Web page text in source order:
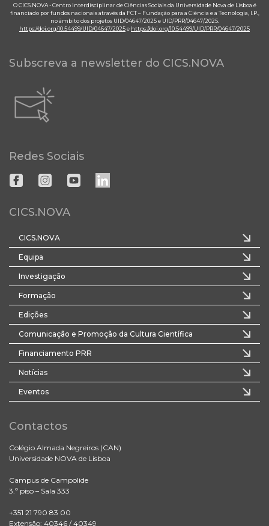
O CICS.NOVA - Centro Interdisciplinar de Ciências Sociais da Universidade Nova de Lisboa é
financiado por fundos nacionais através da FCT – Fundação para a Ciência e a Tecnologia, I.P.,
no âmbito dos projetos UID/04647/2025 e UID/PRR/04647/2025.
https://doi.org/10.54499/UID/04647/2025e https://doi.org/10.54499/UID/PRR/04647/2025
Subscreva a newsletter do CICS.NOVA
Redes Sociais
CICS.NOVA
CICS.NOVA
Equipa
Investigação
Formação
Edições
Comunicação e Promoção da Cultura Científica
Financiamento PRR
Notícias
Eventos
Contactos
Colégio Almada Negreiros (CAN)
Universidade NOVA de Lisboa
Campus de Campolide
3.º piso – Sala 333
+351 21 790 83 00
Extensão: 40346 / 40349